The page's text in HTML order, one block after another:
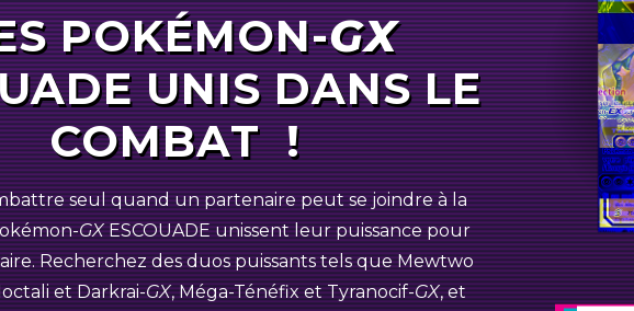
POKÉMON-GX
UNIS DANS LE
COMBAT !
seul quand un partenaire peut se joindre à la
GXESCOUADE unissent leur puissance pour
Recherchez des duos puissants tels que Mewtwo
etDarkrai-GX, Méga-Ténéfix etTyranocif-GX, et
POKÉMON-GX
Pokémon-GX
Dracolosse-GX
Jirachi-GX Dimoret-GX
Previous